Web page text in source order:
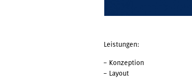
Leistungen:
– Konzeption
– Layout